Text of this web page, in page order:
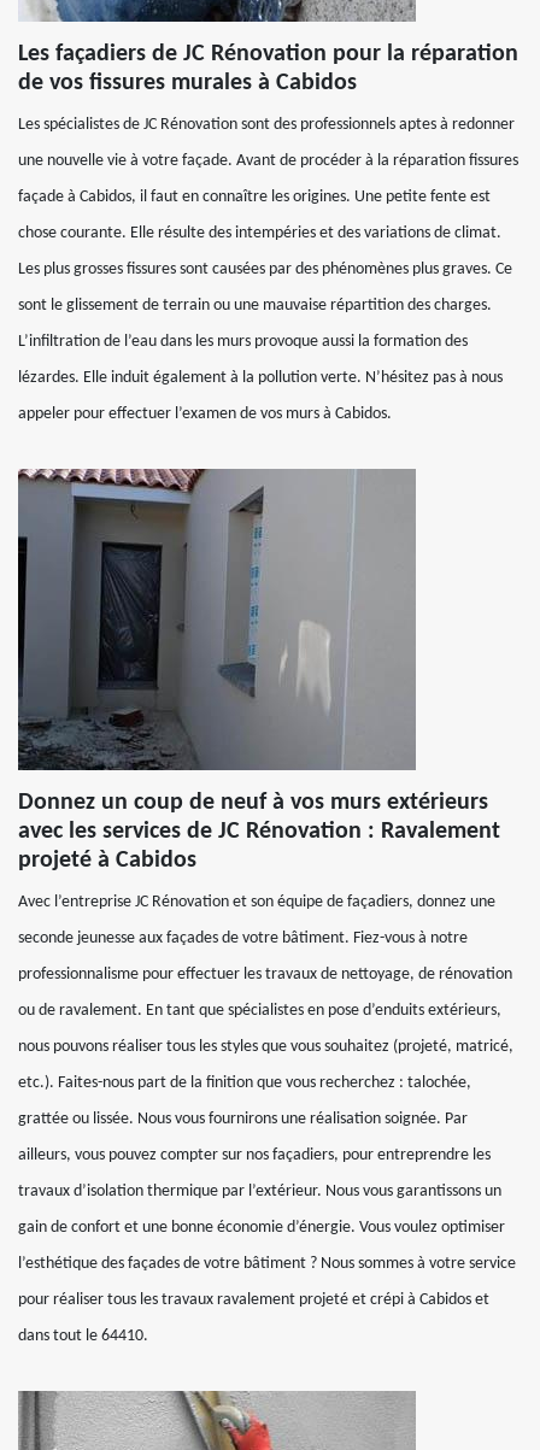
Les façadiers de JC Rénovation pour la réparation
de vos fissures murales à Cabidos
Les spécialistes de JC Rénovation sont des professionnels aptes à redonner
une nouvelle vie à votre façade. Avant de procéder à la réparation fissures
façade à Cabidos, il faut en connaître les origines. Une petite fente est
chose courante. Elle résulte des intempéries et des variations de climat.
Les plus grosses fissures sont causées par des phénomènes plus graves. Ce
sont le glissement de terrain ou une mauvaise répartition des charges.
L’infiltration de l’eau dans les murs provoque aussi la formation des
lézardes. Elle induit également à la pollution verte. N’hésitez pas à nous
appeler pour effectuer l’examen de vos murs à Cabidos.
Donnez un coup de neuf à vos murs extérieurs
avec les services de JC Rénovation : Ravalement
projeté à Cabidos
Avec l’entreprise JC Rénovation et son équipe de façadiers, donnez une
seconde jeunesse aux façades de votre bâtiment. Fiez-vous à notre
professionnalisme pour effectuer les travaux de nettoyage, de rénovation
ou de ravalement. En tant que spécialistes en pose d’enduits extérieurs,
nous pouvons réaliser tous les styles que vous souhaitez (projeté, matricé,
etc.). Faites-nous part de la finition que vous recherchez : talochée,
grattée ou lissée. Nous vous fournirons une réalisation soignée. Par
ailleurs, vous pouvez compter sur nos façadiers, pour entreprendre les
travaux d’isolation thermique par l’extérieur. Nous vous garantissons un
gain de confort et une bonne économie d’énergie. Vous voulez optimiser
l’esthétique des façades de votre bâtiment ? Nous sommes à votre service
pour réaliser tous les travaux ravalement projeté et crépi à Cabidos et
dans tout le 64410.